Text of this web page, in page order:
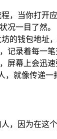
，当你打
况一目了然。
的钱包地址
记录着每一笔
屏幕上会迅
就像传递一
，因为在这